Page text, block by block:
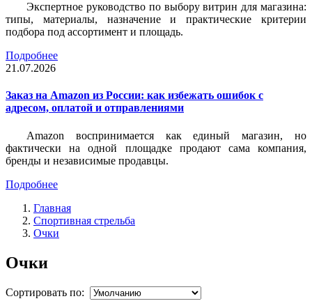
Экспертное руководство по выбору витрин для магазина:
типы, материалы, назначение и практические критерии
подбора под ассортимент и площадь.
Подробнее
21.07.2026
Заказ на Amazon из России: как избежать ошибок с
адресом, оплатой и отправлениями
Amazon воспринимается как единый магазин, но
фактически на одной площадке продают сама компания,
бренды и независимые продавцы.
Подробнее
Главная
Спортивная стрельба
Очки
Очки
Сортировать по: